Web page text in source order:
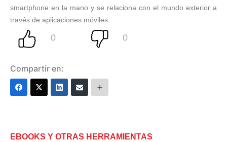
smartphone en la mano y se relaciona con el mundo exterior a
través de aplicaciones móviles.
Compartir en:
EBOOKS Y OTRAS HERRAMIENTAS